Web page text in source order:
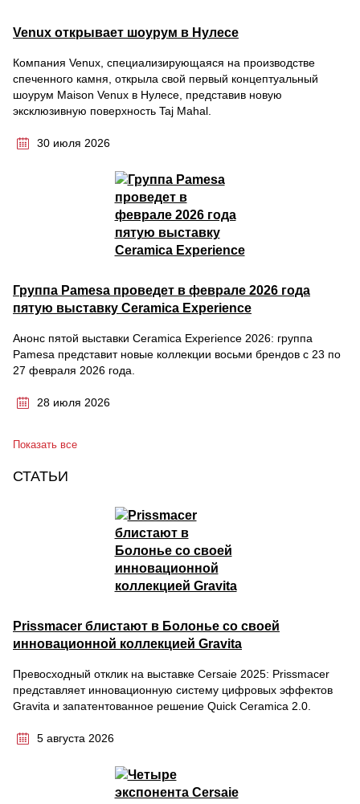
Venux открывает шоурум в Нулесе
Компания Venux, специализирующаяся на производстве
спеченного камня, открыла свой первый концептуальный
шоурум Maison Venux в Нулесе, представив новую
эксклюзивную поверхность Taj Mahal.
30 июля 2026
Группа Pamesa проведет в феврале 2026 года
пятую выставку Ceramica Experience
Анонс пятой выставки Ceramica Experience 2026: группа
Pamesa представит новые коллекции восьми брендов с 23 по
27 февраля 2026 года.
28 июля 2026
Показать все
СТАТЬИ
Prissmacer блистают в Болонье со своей
инновационной коллекцией Gravita
Превосходный отклик на выставке Cersaie 2025: Prissmacer
представляет инновационную систему цифровых эффектов
Gravita и запатентованное решение Quick Ceramica 2.0.
5 августа 2026